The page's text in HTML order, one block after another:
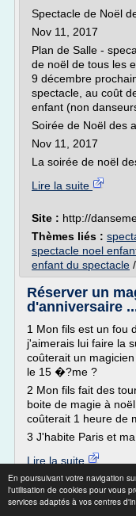
En poursuivant votre navigation
l'utilisation de cookies pour vous
services adaptés à vos centres
Spectacle de Noël
Nov 11, 2017
Plan de Salle -
de noël de tous les
9 décembre
spectacle, au coût
enfant (non
Soirée de Noël des
Nov 11, 2017
La soirée de noël
Lire la suite
Site : http://
Thèmes liés :
spectacle noel
enfant du spectacle /
Réserver un
d'anniversaire
1 Mon fils est un fou
j'aimerais lui faire la
coûterait un
le 15 �?me ?
2 Mon fils fait des
boite de magie à
coûterait 1 heure de
3 J'habite Paris et ma
Lire la suite
Site :http://